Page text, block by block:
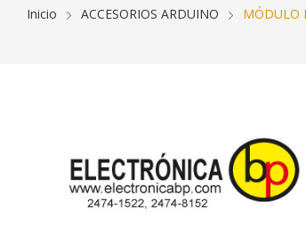
Inicio ACCESORIOS ARDUINO MÓDULO